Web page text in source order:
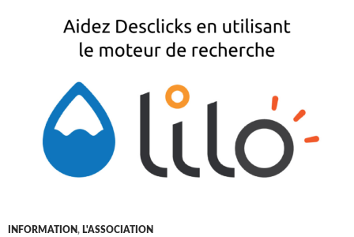
INFORMATION, L'ASSOCIATION